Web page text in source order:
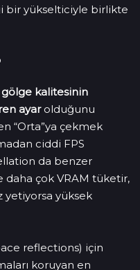
bir yükselticiyle birlikte
gölge kalitesinin
ayarolduğunu
“Orta”ya çekmek
ciddi FPS
da benzer
daha çok VRAM tüketir,
yetiyorsa yüksek
reflections) için
koruyan en